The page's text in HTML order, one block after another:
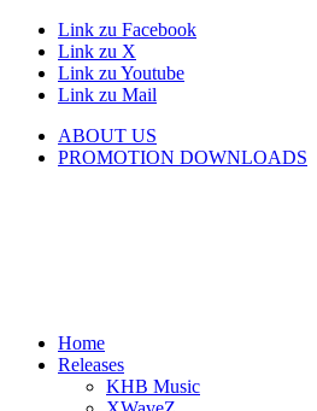
Link zu Facebook
Link zu X
Link zu Youtube
Link zu Mail
ABOUT US
PROMOTION DOWNLOADS
Home
Releases
KHB Music